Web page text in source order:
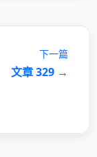
下一篇
文章 329 →